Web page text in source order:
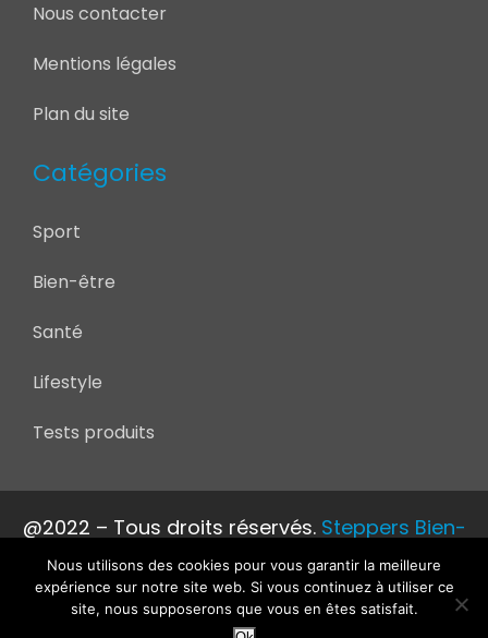
Nous contacter
Mentions légales
Plan du site
Catégories
Sport
Bien-être
Santé
Lifestyle
Tests produits
@2022 – Tous droits réservés. Steppers Bien-
être
Nous utilisons des cookies pour vous garantir la meilleure
expérience sur notre site web. Si vous continuez à utiliser ce
site, nous supposerons que vous en êtes satisfait.